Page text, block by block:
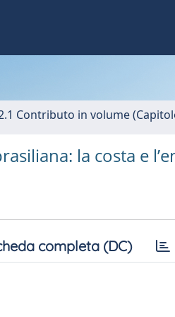
Contributo in volume
la costa e
completa (DC)